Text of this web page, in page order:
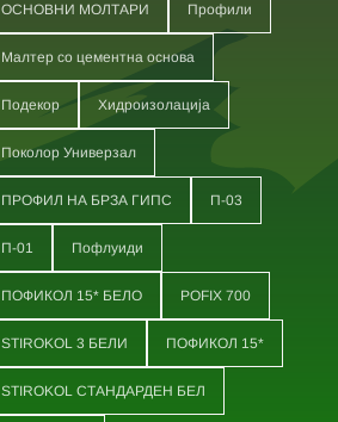
ОСНОВНИ МОЛТАРИ Профили
Малтер со цементна основа
Подекор Хидроизолација
Поколор Универзал
ПРОФИЛ НА БРЗА ГИПС П-03
П-01 Пофлуиди
ПОФИКОЛ 15* БЕЛО POFIX 700
STIROKOL 3 БЕЛИ ПОФИКОЛ 15*
STIROKOL СТАНДАРДЕН БЕЛ